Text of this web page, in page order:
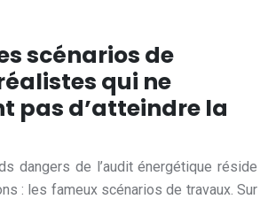
scénarios de
qui ne
pas d’atteindre la
dangers de l’audit énergétique réside
: les fameux scénarios de travaux. Sur